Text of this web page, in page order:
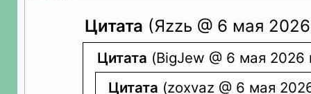
Цитата (Яzzь @ 6 мая
Цитата (BigJew @ 6 мая 2026
Цитата (zoxvaz @ 6 мая